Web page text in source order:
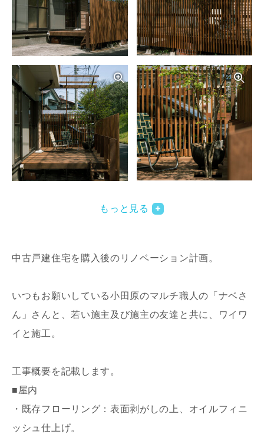
写真を拡大する
写真を拡大する
もっと見る
中古戸建住宅を購入後のリノベーション計画。
いつもお願いしている小田原のマルチ職人の「ナベさ
ん」さんと、若い施主及び施主の友達と共に、ワイワ
イと施工。
工事概要を記載します。
■屋内
・既存フローリング：表面剥がしの上、オイルフィニ
ッシュ仕上げ。